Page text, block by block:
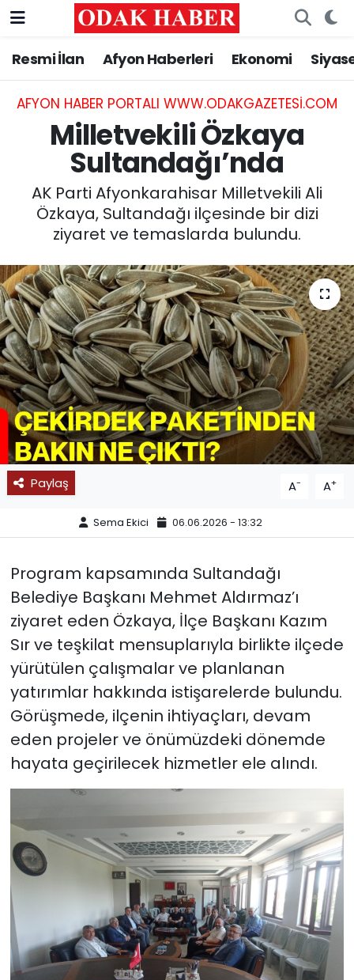
Resmi İlan Afyon Haberleri Ekonomi
AFYON HABER PORTALI WWW.ODAKGAZETESI.COM
Milletvekili Özkaya
Sultandağı’nda
AK Parti Afyonkarahisar Milletvekili Ali
Özkaya, Sultandağı ilçesinde bir dizi
ziyaret ve temaslarda bulundu.
Paylaş A- A+
Sema Ekici 06.06.2026 - 13:32
Program kapsamında Sultandağı
Belediye Başkanı Mehmet Aldırmaz’ı
ziyaret eden Özkaya, İlçe Başkanı Kazım
Sır ve teşkilat mensuplarıyla birlikte ilçede
yürütülen çalışmalar ve planlanan
yatırımlar hakkında istişarelerde bulundu.
Görüşmede, ilçenin ihtiyaçları, devam
eden projeler ve önümüzdeki dönemde
hayata geçirilecek hizmetler ele alındı.
AFYONKARAHİSAR HABERLERİ
Resmi İlan
ASAYİŞ
SİYASET
EĞİTİM
MAGAZİN
SAĞLIK
SPOR
11:11 MANŞET
Nöbetçi Eczaneler
Hava Durumu
Trafik Durumu
Süper Lig Puan Durumu ve Fikstür
Tüm Manşetler
Son Dakika Haberleri
Haber Arşivi